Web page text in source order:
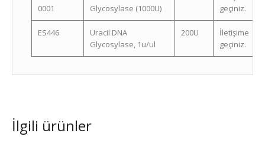
0001
Glycosylase (1000U)
geçiniz.
ES446
Uracil DNA
Glycosylase, 1u/ul
200U
İletişime
geçiniz.
İlgili ürünler